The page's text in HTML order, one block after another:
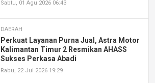
Sabtu, 01 Agu 2026 06:43
DAERAH
Perkuat Layanan Purna Jual, Astra Motor
Kalimantan Timur 2 Resmikan AHASS
Sukses Perkasa Abadi
Rabu, 22 Jul 2026 19:29